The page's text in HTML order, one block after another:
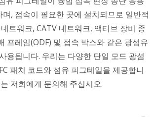
, 접속이 필요한 곳에 설치되므로 일반적
트워크, CATV 네트워크, 액티브 장비 종
프레임(ODF) 및 접속 박스와 같은 광섬유
용됩니다. 우리는 다양한 단일 모드 광섬
패치 코드와 섬유 피그테일을 제공합니
저희에게 문의해 주십시오.